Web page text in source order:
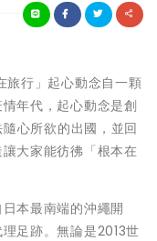
旅行」起心動念自一顆
年代，起心動念是創
心所欲的出國，並回
大家能彷彿「根本在
本最南端的沖繩開
足跡。無論是2013世